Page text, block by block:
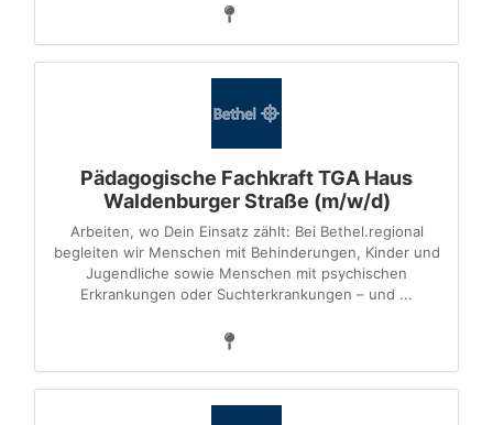
Pädagogische Fachkraft TGA Haus
Waldenburger Straße (m/w/d)
Arbeiten, wo Dein Einsatz zählt: Bei Bethel.regional
begleiten wir Menschen mit Behinderungen, Kinder und
Jugendliche sowie Menschen mit psychischen
Erkrankungen oder Suchterkrankungen – und ...